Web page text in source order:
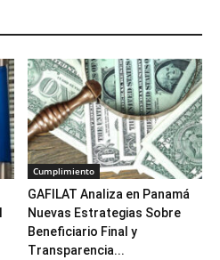
Cumplimiento
GAFILAT Analiza en Panamá
Nuevas Estrategias Sobre
Beneficiario Final y
Transparencia...